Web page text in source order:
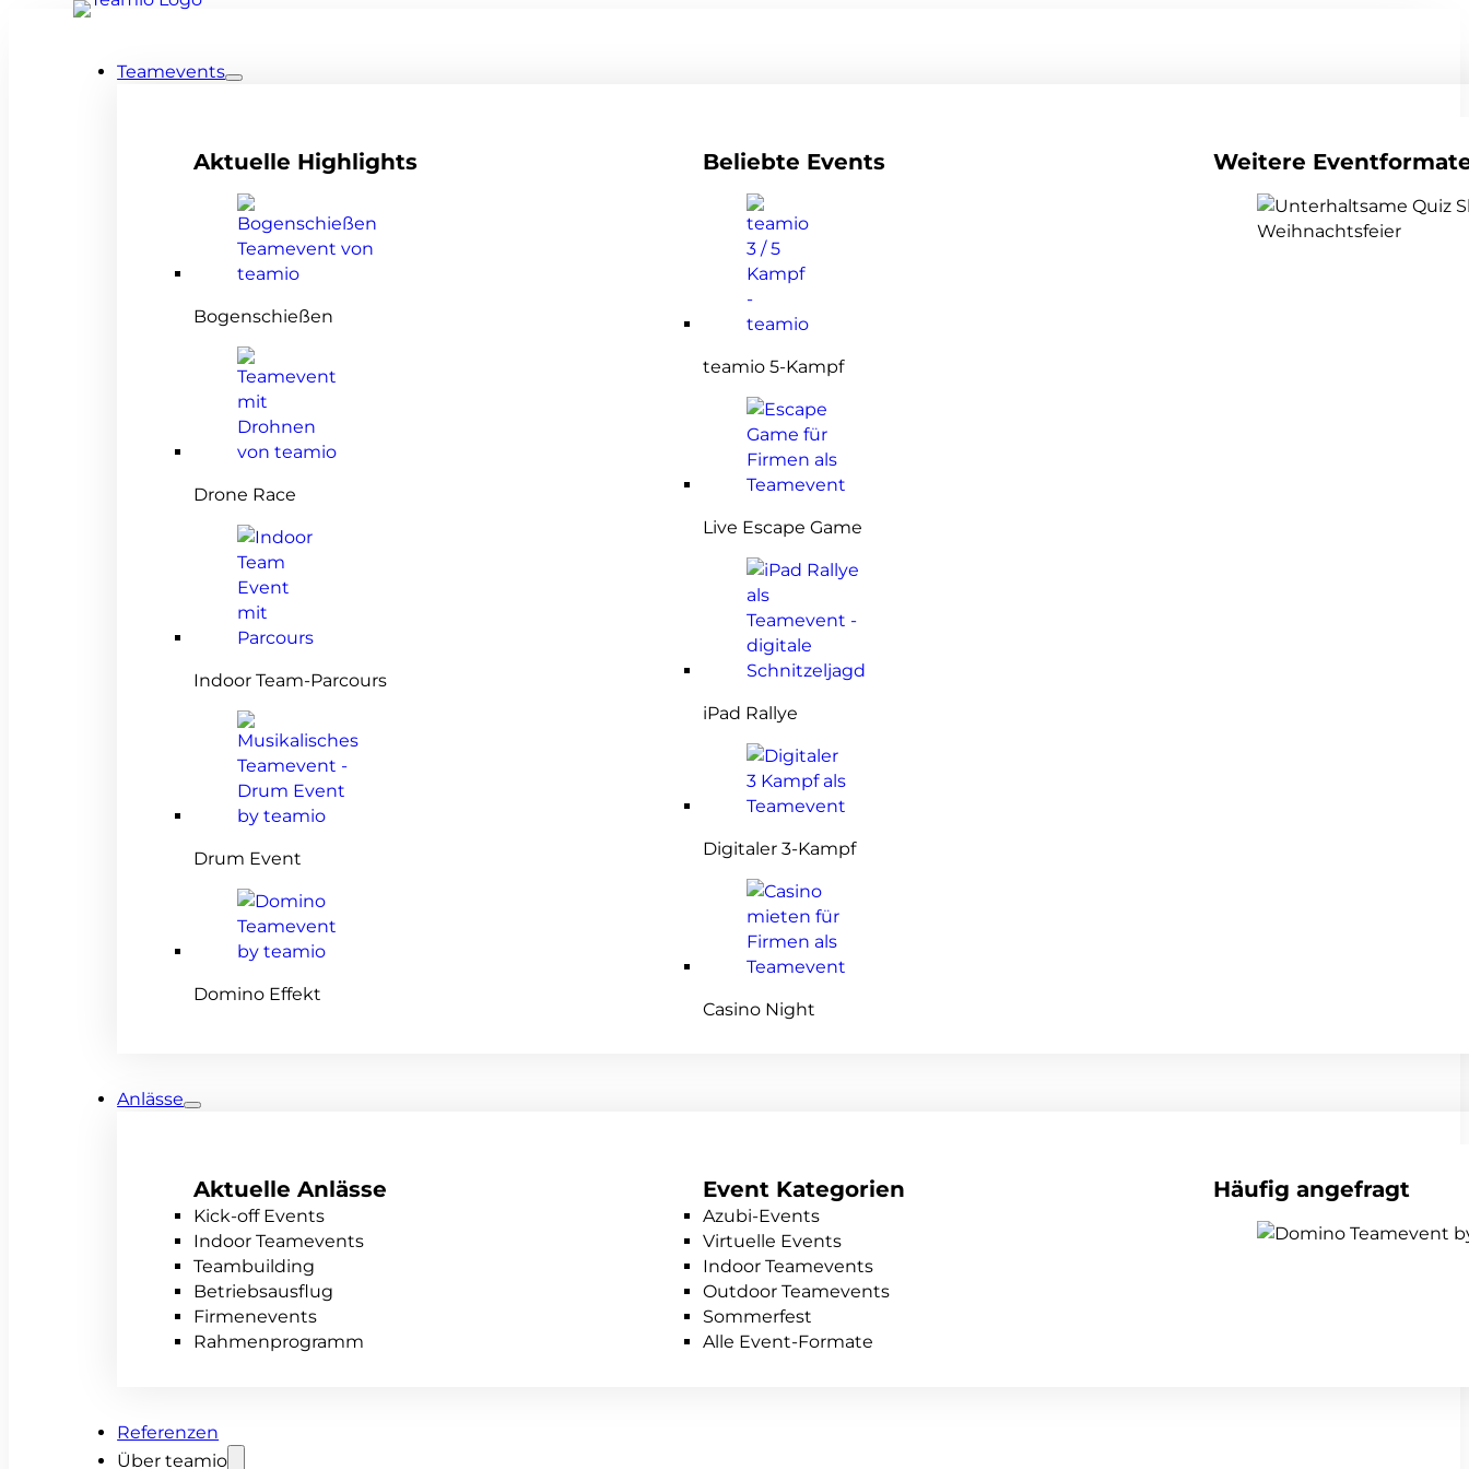
Teamevents
Aktuelle Highlights
Bogenschießen
Drone Race
Indoor Team-Parcours
Drum Event
Domino Effekt
Beliebte Events
teamio 5-Kampf
Live Escape Game
iPad Rallye
Digitaler 3-Kampf
Casino Night
Weitere
Anlässe
Aktuelle Anlässe
Kick-off Events
Indoor Teamevents
Teambuilding
Betriebsausflug
Firmenevents
Rahmenprogramm
Event Kategorien
Azubi-Events
Virtuelle Events
Indoor Teamevents
Outdoor Teamevents
Sommerfest
Alle Event-Formate
Häufig angefragt
Referenzen
Über teamio